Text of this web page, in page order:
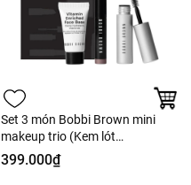
Set 3 món Bobbi Brown mini
makeup trio (Kem lót
7ml+Shadow Stick 0.9g+Eye
Mascara 3ml) Hàng US
399.000₫